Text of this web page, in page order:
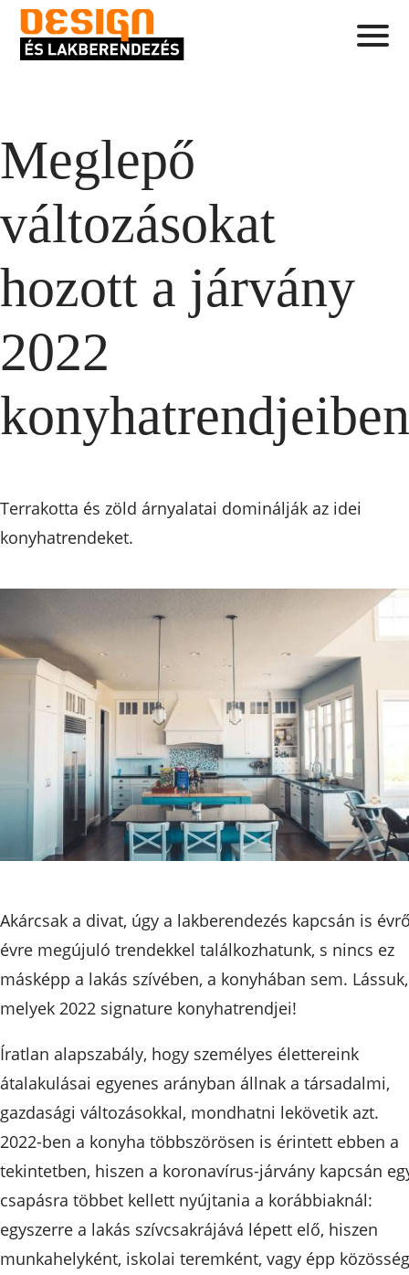
Meglepő
változásokat
hozott a járvány
2022
konyhatrendjeiben
Terrakotta és zöld árnyalatai dominálják az idei
konyhatrendeket.
Akárcsak a divat, úgy a lakberendezés kapcsán is
évre megújuló trendekkel találkozhatunk, s nincs ez
másképp a lakás szívében, a konyhában sem. Lássuk,
melyek 2022 signature konyhatrendjei!
Íratlan alapszabály, hogy személyes élettereink
átalakulásai egyenes arányban állnak a társadalmi,
gazdasági változásokkal, mondhatni lekövetik azt.
2022-ben a konyha többszörösen is érintett ebben a
tekintetben, hiszen a koronavírus-járvány kapcsán
csapásra többet kellett nyújtania a korábbiaknál:
egyszerre a lakás szívcsakrájává lépett elő, hiszen
munkahelyként, iskolai teremként, vagy épp